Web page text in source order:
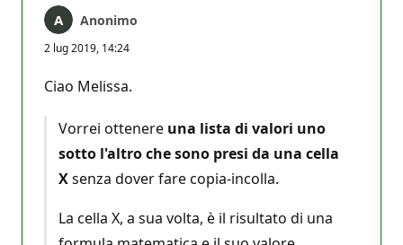
Anonimo
2 lug 2019, 14:24
Ciao Melissa.
Vorrei ottenere una lista di valori uno
sotto l'altro che sono presi da una cella
Xsenza dover fare copia-incolla.
La cella X, a sua volta, è il risultato di una